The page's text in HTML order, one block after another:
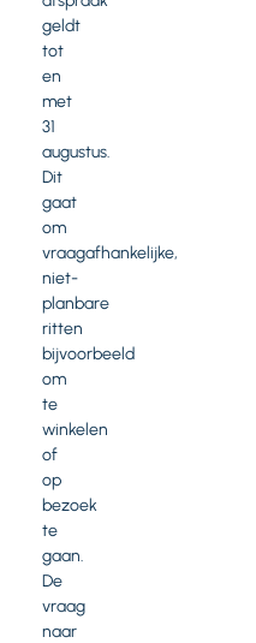
geldt
tot
en
met
31
augustus.
Dit
gaat
om
vraagafhankelijke,
niet-
planbare
ritten
bijvoorbeeld
om
te
winkelen
of
op
bezoek
te
gaan.
De
vraag
naar